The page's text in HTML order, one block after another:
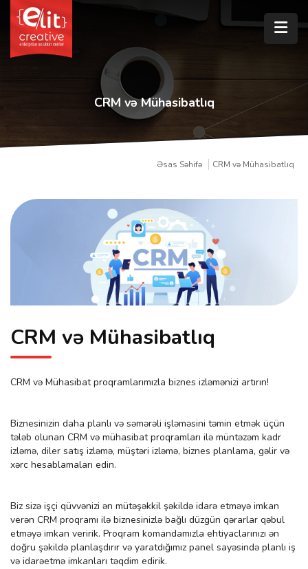
CRM və Mühasibatlıq
Əsas Səhifə CRM və Mühasibatlıq
CRM və Mühasibatlıq
CRM və Mühasibat proqramlarımızla biznes izləmənizi artırın!
Biznesinizin daha planlı və səmərəli işləməsini təmin etmək üçün
tələb olunan CRM və mühasibat proqramları ilə müntəzəm kadr
izləmə, diler satış izləmə, müştəri izləmə, biznes planlama, gəlir və
xərc hesablamaları edin.
Biz sizə işçi qüvvənizi ən mütəşəkkil şəkildə idarə etməyə imkan
verən CRM proqramı ilə biznesinizlə bağlı düzgün qərarlar qəbul
etməyə imkan veririk. Proqram komandamızla ehtiyaclarınızı ən
doğru şəkildə planlaşdırır və yaratdığımız panel sayəsində planlı iş
və idarəetmə imkanları təqdim edirik.